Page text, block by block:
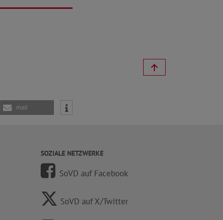
mail
SOZIALE NETZWERKE
SoVD auf Facebook
SoVD auf X/Twitter